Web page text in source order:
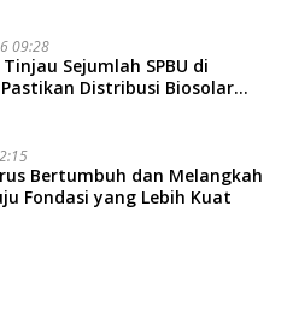
09:28
Sejumlah SPBU di
Distribusi Biosolar
Bertumbuh dan Melangkah
Fondasi yang Lebih Kuat